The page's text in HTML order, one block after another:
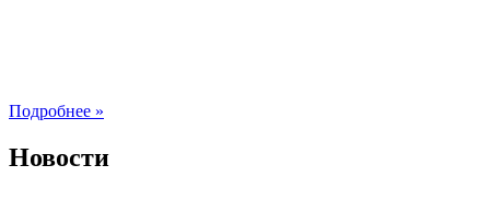
Подробнее »
Новости